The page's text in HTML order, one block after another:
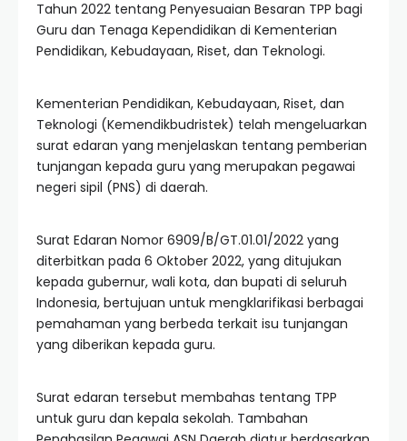
Tahun 2022 tentang Penyesuaian Besaran TPP bagi
Guru dan Tenaga Kependidikan di Kementerian
Pendidikan, Kebudayaan, Riset, dan Teknologi.
Kementerian Pendidikan, Kebudayaan, Riset, dan
Teknologi (Kemendikbudristek) telah mengeluarkan
surat edaran yang menjelaskan tentang pemberian
tunjangan kepada guru yang merupakan pegawai
negeri sipil (PNS) di daerah.
Surat Edaran Nomor 6909/B/GT.01.01/2022 yang
diterbitkan pada 6 Oktober 2022, yang ditujukan
kepada gubernur, wali kota, dan bupati di seluruh
Indonesia, bertujuan untuk mengklarifikasi berbagai
pemahaman yang berbeda terkait isu tunjangan
yang diberikan kepada guru.
Surat edaran tersebut membahas tentang TPP
untuk guru dan kepala sekolah. Tambahan